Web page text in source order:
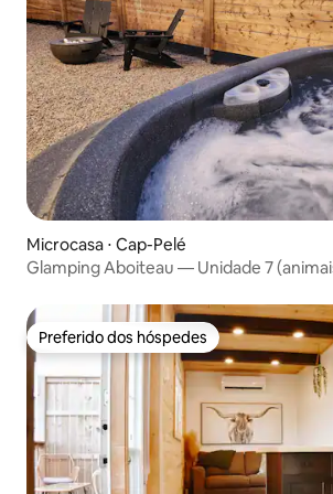
Microcasa ⋅ Cap-Pelé
Glamping Aboiteau — Unidade 7
Preferido dos hóspedes
Preferido dos hóspedes